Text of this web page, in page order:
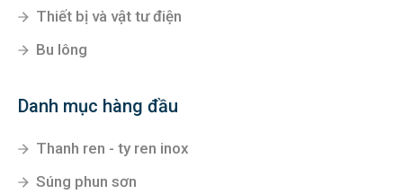
Thiết bị và vật tư điện
Bu lông
Danh mục hàng đầu
Thanh ren - ty ren inox
Súng phun sơn